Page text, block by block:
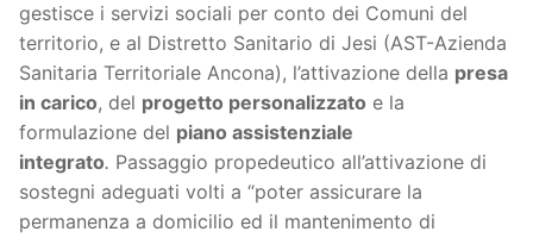
gestisce i servizi sociali per conto dei Comuni del
territorio, e al Distretto Sanitario di Jesi (AST-Azienda
Sanitaria Territoriale Ancona), l’attivazione della presa
in carico, del progetto personalizzato e la
formulazione del piano assistenziale
integrato. Passaggio propedeutico all’attivazione di
sostegni adeguati volti a “poter assicurare la
permanenza a domicilio ed il mantenimento di